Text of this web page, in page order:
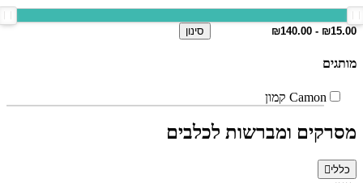
סינון
מותגים
Camon קמון
מסרקים ומברשות לכלבים
כללי